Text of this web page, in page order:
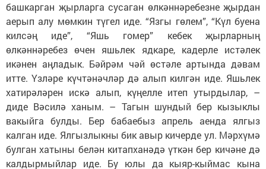
башкарган җырларга сусаган өлкәннәребезне җырдан
аерып алу мөмкин түгел иде. “Язгы гөлем”, “Күл буена
килсәң иде”, “Яшь гомер” кебек җырларның
өлкәннәребез өчен яшьлек ядкаре, кадерле истәлек
икәнен аңладык. Бәйрәм чәй өстәле артында дәвам
итте. Үзләре күчтәнәчләр дә алып килгән иде. Яшьлек
хатирәләрен искә алып, күңелле итеп утырдылар, –
диде Вәсилә ханым. – Тагын шундый бер кызыклы
вакыйга булды. Бер бабаебыз апрель аенда ялгыз
калган иде. Ялгызлыкны бик авыр кичерде ул. Мәрхүмә
булган хатыны белән китапханәдә үткән бер кичәне дә
калдырмыйлар иде. Бу юлы да кыяр-кыймас кына